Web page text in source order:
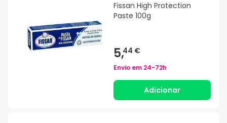
Fissan High Protection
Paste 100g
5,44 €
Envio em 24-72h
Adicionar